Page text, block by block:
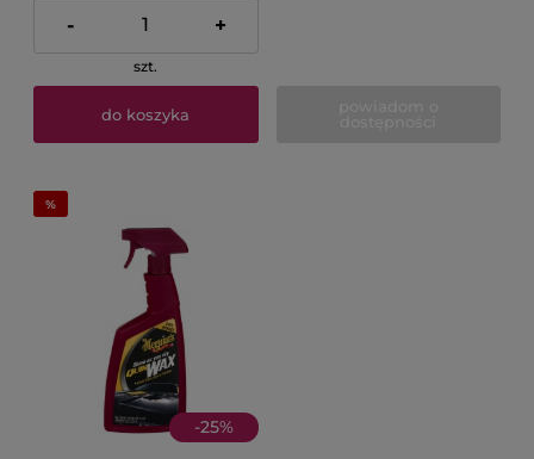
- +
szt.
do koszyka
-25%